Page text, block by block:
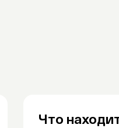
Что